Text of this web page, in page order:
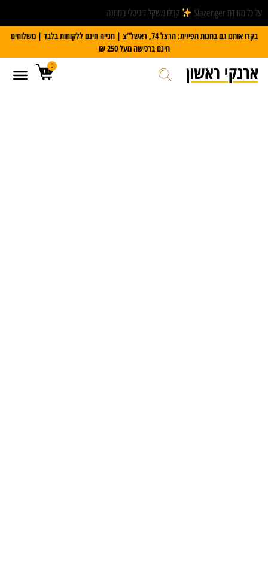
על כל מזוודת Slazenger
קבלו משקל דיגיטלי במתנה
בקרו אותנו גם בחנות הפיזית: הרצל 74, ראשל”צ | חנייה חינם ללקוחות בלבד | משלוחים
חינם ברכישה מעל 250 ₪
0